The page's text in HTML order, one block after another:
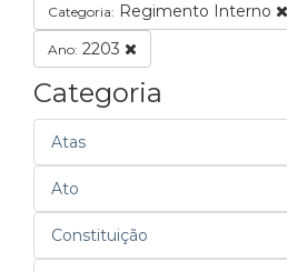
Categoria: Regimento Interno
Ano: 2203
Categoria
Atas
Ato
Constituição